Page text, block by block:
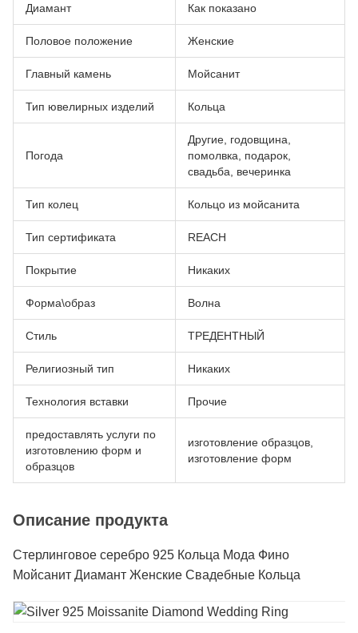
Диамант Как показано
Половое положение Женские
Главный камень Мойсанит
Тип ювелирных изделий Кольца
Погода
Другие, годовщина,
помолвка, подарок,
свадьба, вечеринка
Тип колец Кольцо из мойсанита
Тип сертификата REACH
Покрытие Никаких
Форма\образ Волна
Стиль ТРЕДЕНТНЫЙ
Религиозный тип Никаких
Технология вставки Прочие
предоставлять услуги по
изготовлению форм и
образцов
изготовление образцов,
изготовление форм
Описание продукта
Стерлинговое серебро 925 Кольца Мода Фино
Мойсанит Диамант Женские Свадебные Кольца